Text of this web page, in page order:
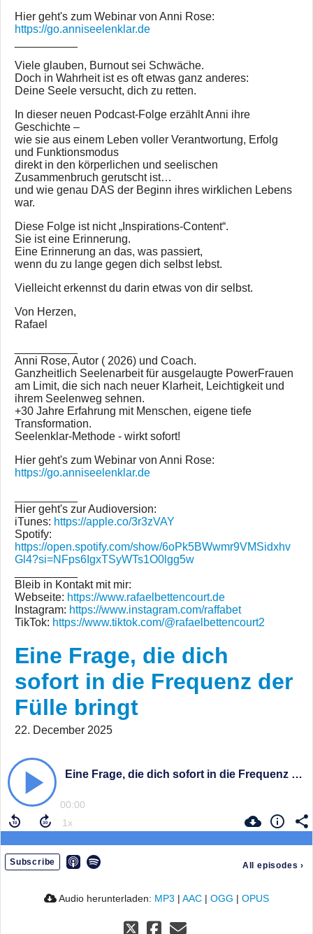
Hier geht's zum Webinar von Anni Rose:
https://go.anniseelenklar.de
Viele glauben, Burnout sei Schwäche.
Doch in Wahrheit ist es oft etwas ganz anderes:
Deine Seele versucht, dich zu retten.
In dieser neuen Podcast-Folge erzählt Anni ihre
Geschichte –
wie sie aus einem Leben voller Verantwortung, Erfolg
und Funktionsmodus
direkt in den körperlichen und seelischen
Zusammenbruch gerutscht ist…
und wie genau DAS der Beginn ihres wirklichen Lebens
war.
Diese Folge ist nicht „Inspirations-Content“.
Sie ist eine Erinnerung.
Eine Erinnerung an das, was passiert,
wenn du zu lange gegen dich selbst lebst.
Vielleicht erkennst du darin etwas von dir selbst.
Von Herzen,
Rafael
Anni Rose, Autor ( 2026) und Coach.
Ganzheitlich Seelenarbeit für ausgelaugte PowerFrauen
am Limit, die sich nach neuer Klarheit, Leichtigkeit und
ihrem Seelenweg sehnen.
+30 Jahre Erfahrung mit Menschen, eigene tiefe
Transformation.
Seelenklar-Methode - wirkt sofort!
Hier geht's zum Webinar von Anni Rose:
https://go.anniseelenklar.de
Hier geht's zur Audioversion:
iTunes: https://apple.co/3r3zVAY
Spotify:
https://open.spotify.com/show/6oPk5BWwmr9VMSidxhv
Gl4?si=NFps6IgxTSyWTs1O0lgg5w
Bleib in Kontakt mit mir:
Webseite: https://www.rafaelbettencourt.de
Instagram: https://www.instagram.com/raffabet
TikTok: https://www.tiktok.com/@rafaelbettencourt2
Eine Frage, die dich
sofort in die Frequenz der
Fülle bringt
22. December 2025
Eine Frage, die dich sofort in die Frequenz der Fülle bringt
00:00
Subscribe All episodes ›
Audio herunterladen: MP3 | AAC | OGG | OPUS